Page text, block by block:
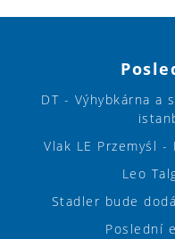
DT - Výhybkárna a
Vlak LE Przemyśl
Leo
Stadler bude
Poslední